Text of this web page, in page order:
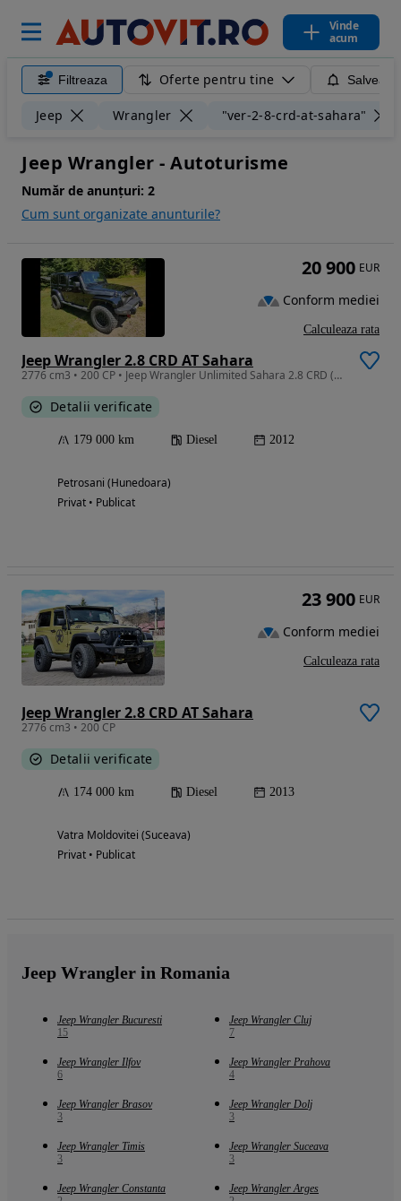
Vinde
acum
Filtreaza Oferte pentru tine
Jeep Wrangler "ver-2-8-crd-at-sahara"
Jeep Wrangler - Autoturisme
Număr de anunțuri: 2
Cum sunt organizate anunturile?
Jeep Wrangler 2.8 CRD AT Sahara
2776 cm3 • 200 CP • Jeep Wrangler Unlimited Sahara 2.8 CRD (200CP)
Detalii verificate
179 000 km Diesel 2012
Petrosani (Hunedoara)
Privat • Publicat
20 900 EUR
Conform mediei
Calculeaza rata
Jeep Wrangler 2.8 CRD AT Sahara
2776 cm3 • 200 CP
Detalii verificate
174 000 km Diesel 2013
Vatra Moldovitei (Suceava)
Privat • Publicat
23 900 EUR
Conform mediei
Calculeaza rata
Jeep Wrangler in Romania
Jeep Wrangler Bucuresti
15
Jeep Wrangler Cluj
7
Jeep Wrangler Ilfov
6
Jeep Wrangler Prahova
4
Jeep Wrangler Brasov
3
Jeep Wrangler Dolj
3
Jeep Wrangler Timis
3
Jeep Wrangler Suceava
3
Jeep Wrangler Constanta
Jeep Wrangler Arges